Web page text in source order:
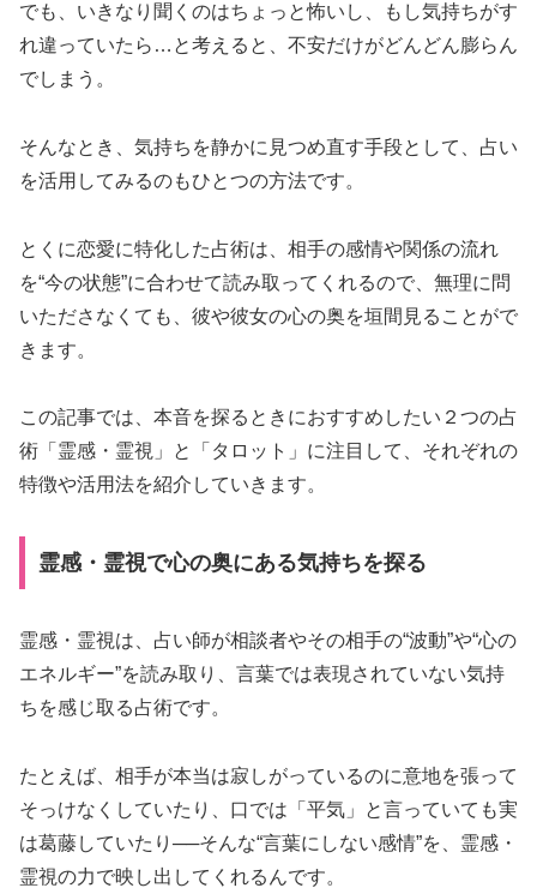
でも、いきなり聞くのはちょっと怖いし、もし気持ちがす
れ違っていたら…と考えると、不安だけがどんどん膨らん
でしまう。
そんなとき、気持ちを静かに見つめ直す手段として、占い
を活用してみるのもひとつの方法です。
とくに恋愛に特化した占術は、相手の感情や関係の流れ
を“今の状態”に合わせて読み取ってくれるので、無理に問
いたださなくても、彼や彼女の心の奥を垣間見ることがで
きます。
この記事では、本音を探るときにおすすめしたい２つの占
術「霊感・霊視」と「タロット」に注目して、それぞれの
特徴や活用法を紹介していきます。
霊感・霊視で心の奥にある気持ちを探る
霊感・霊視は、占い師が相談者やその相手の“波動”や“心の
エネルギー”を読み取り、言葉では表現されていない気持
ちを感じ取る占術です。
たとえば、相手が本当は寂しがっているのに意地を張って
そっけなくしていたり、口では「平気」と言っていても実
は葛藤していたり──そんな“言葉にしない感情”を、霊感・
霊視の力で映し出してくれるんです。